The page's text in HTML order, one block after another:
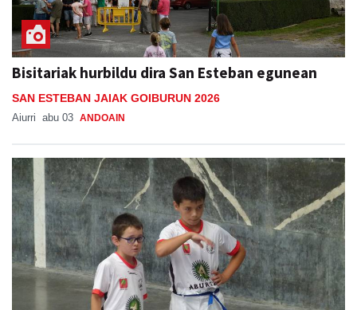
Bisitariak hurbildu dira San Esteban egunean
SAN ESTEBAN JAIAK GOIBURUN 2026
Aiurri abu 03 ANDOAIN